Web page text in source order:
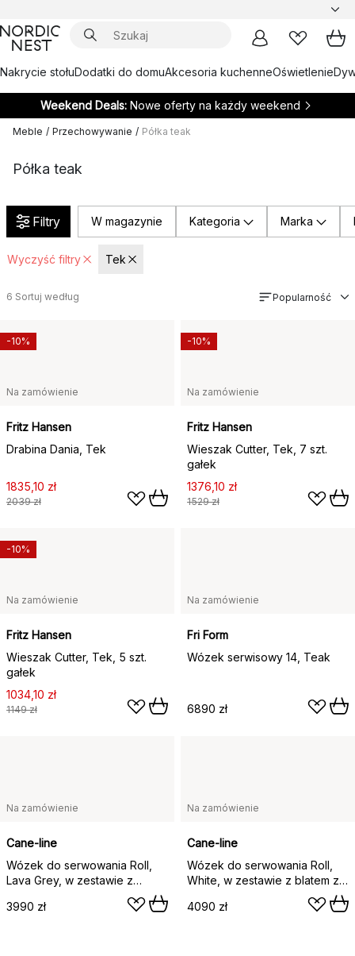
Nakrycie stołuDodatki do domuAkcesoria kuchenneOświetlenie
Weekend Deals: Nowe oferty na każdy weekend
Meble / Przechowywanie / Półka teak
Półka teak
Filtry W magazynie Kategoria Marka
Wyczyść filtry Tek
6 Sortuj według Popularność
Na zamówienie
Fritz Hansen
Drabina Dania, Tek
1835,10 zł
2039 zł
-10%
Na zamówienie
Fritz Hansen
Wieszak Cutter, Tek, 7 szt.
gałek
1376,10 zł
1529 zł
-10%
Na zamówienie
Fritz Hansen
Wieszak Cutter, Tek, 5 szt.
gałek
1034,10 zł
1149 zł
-10%
Na zamówienie
Fri Form
Wózek serwisowy 14, Teak
6890 zł
Na zamówienie
Cane-line
Wózek do serwowania Roll,
Lava Grey, w zestawie z
blatem z drewna tekowego
3990 zł
Na zamówienie
Cane-line
Wózek do serwowania Roll,
White, w zestawie z blatem z
4090 zł